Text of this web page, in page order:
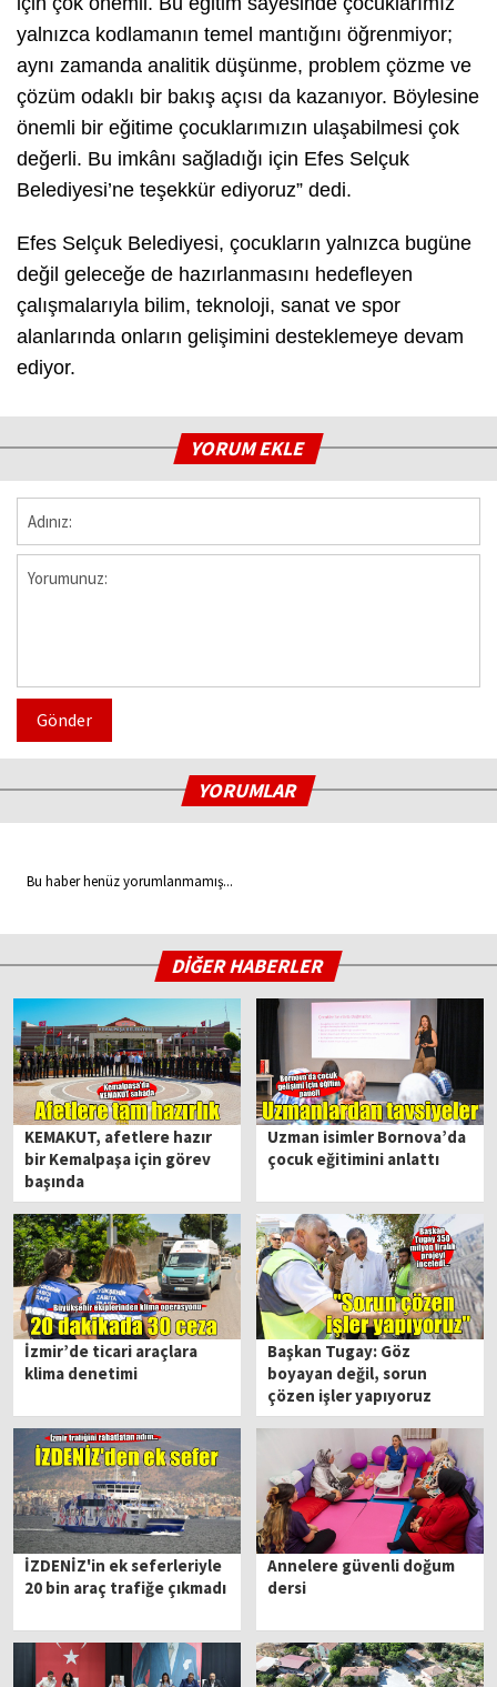
yalnızca kodlamanın temel mantığını öğrenmiyor;
aynı zamanda analitik düşünme, problem çözme ve
çözüm odaklı bir bakış açısı da kazanıyor. Böylesine
önemli bir eğitime çocuklarımızın ulaşabilmesi çok
değerli. Bu imkânı sağladığı için Efes Selçuk
Belediyesi’ne teşekkür ediyoruz” dedi.
Efes Selçuk Belediyesi, çocukların yalnızca bugüne
değil geleceğe de hazırlanmasını hedefleyen
çalışmalarıyla bilim, teknoloji, sanat ve spor
alanlarında onların gelişimini desteklemeye devam
ediyor.
YORUM EKLE
Gönder
YORUMLAR
Bu haber henüz yorumlanmamış...
DİĞER HABERLER
KEMAKUT, afetlere hazır
bir Kemalpaşa için görev
başında
Uzman isimler Bornova’da
çocuk eğitimini anlattı
İzmir’de ticari araçlara
klima denetimi
Başkan Tugay: Göz
boyayan değil, sorun
çözen işler yapıyoruz
İZDENİZ'in ek seferleriyle
20 bin araç trafiğe çıkmadı
Annelere güvenli doğum
dersi